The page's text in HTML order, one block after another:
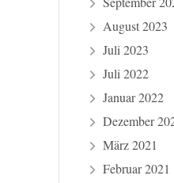
August 2023
Juli 2023
Juli 2022
Januar 2022
Dezember
März 2021
Februar 2021